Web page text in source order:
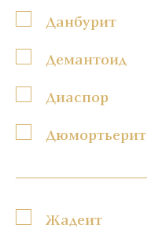
Данбурит
Демантоид
Диаспор
Дюмортьерит
Жадеит